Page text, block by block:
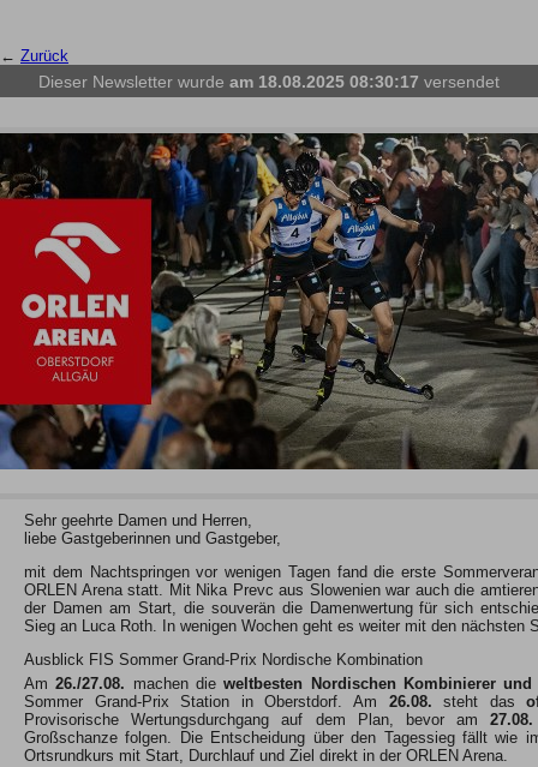
← Zurück
Dieser Newsletter wurde am 18.08.2025 08:30:17 versendet
Sehr geehrte Damen und Herren,
liebe Gastgeberinnen und Gastgeber,
mit dem Nachtspringen vor wenigen Tagen fand die erste
ORLEN Arena statt. Mit Nika Prevc aus Slowenien war auch die
der Damen am Start, die souverän die Damenwertung für sich
Sieg an Luca Roth. In wenigen Wochen geht es weiter mit den nächsten
Ausblick FIS Sommer Grand-Prix Nordische Kombination
Am26./27.08. machen dieweltbesten Nordischen Kombinierer
Sommer Grand-Prix Station in Oberstdorf. Am 26.08. steht das
Provisorische Wertungsdurchgang auf dem Plan, bevor am27.08.
Großschanze folgen. Die Entscheidung über den Tagessieg fällt wie
Ortsrundkurs mit Start, Durchlauf und Ziel direkt in der ORLEN Arena.